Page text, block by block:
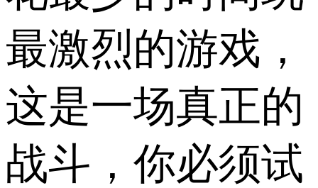
最激烈的游戏，
这是一场真正的
战斗，你必须试